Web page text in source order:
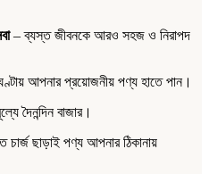
– ব্যস্ত জীবনকে আরও সহজ ও নিরাপদ
আপনার প্রয়োজনীয় পণ্য হাতে পান।
দৈনন্দিন বাজার।
ছাড়াই পণ্য আপনার ঠিকানায়